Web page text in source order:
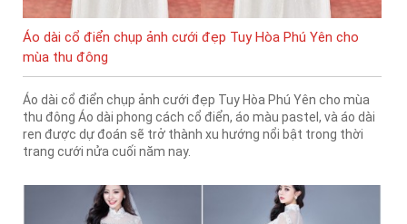
Áo dài cổ điển chụp ảnh cưới đẹp Tuy Hòa Phú Yên cho
mùa thu đông
Áo dài cổ điển chụp ảnh cưới đẹp Tuy Hòa Phú Yên cho mùa
thu đông Áo dài phong cách cổ điển, áo màu pastel, và áo dài
ren được dự đoán sẽ trở thành xu hướng nổi bật trong thời
trang cưới nửa cuối năm nay.